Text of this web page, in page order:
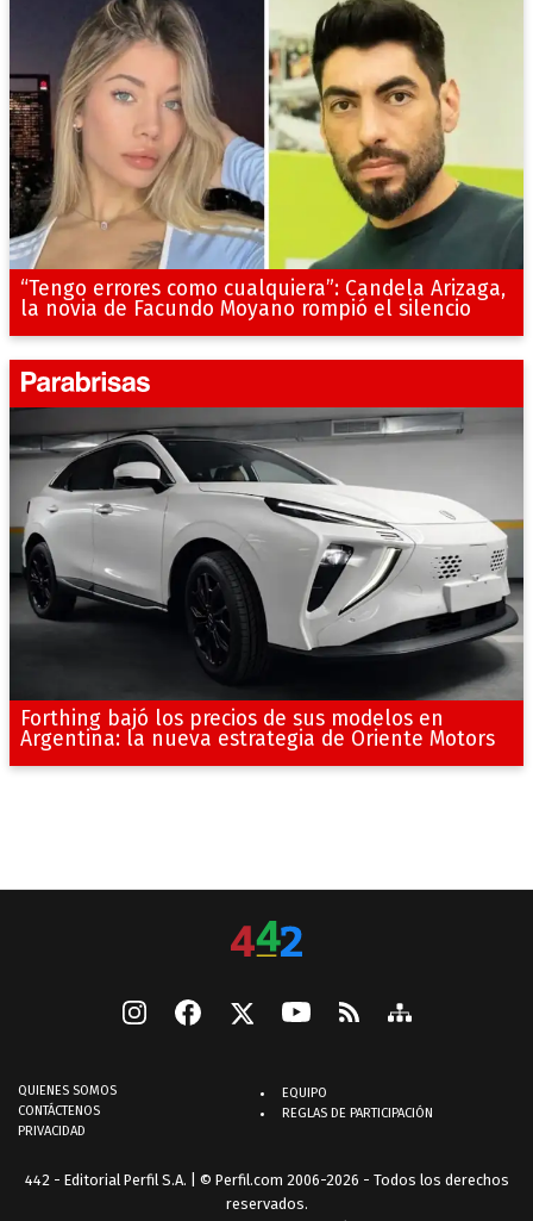
“Tengo errores como cualquiera”: Candela Arizaga,
la novia de Facundo Moyano rompió el silencio
Forthing bajó los precios de sus modelos en
Argentina: la nueva estrategia de Oriente Motors
QUIENES SOMOS
CONTÁCTENOS
PRIVACIDAD
EQUIPO
REGLAS DE PARTICIPACIÓN
442 - Editorial Perfil S.A. | © Perfil.com 2006-2026 - Todos los derechos
reservados.